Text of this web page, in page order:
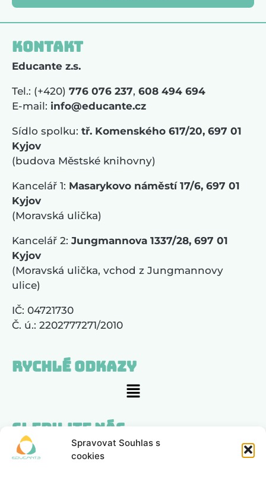
Spravovat Souhlas s
cookies
Kontakt
Educante z.s.
Tel.: (+420) 776 076 237, 608 494 694
E-mail: info@educante.cz
Sídlo spolku: tř. Komenského 617/20, 697 01
Kyjov
(budova Městské knihovny)
Kancelář 1: Masarykovo náměstí 17/6, 697 01
Kyjov
(Moravská ulička)
Kancelář 2: Jungmannova 1337/28, 697 01
Kyjov
(Moravská ulička, vchod z Jungmannovy
ulice)
IČ: 04721730
Č. ú.: 2202777271/2010
Rychlé odkazy
Sledujte nás